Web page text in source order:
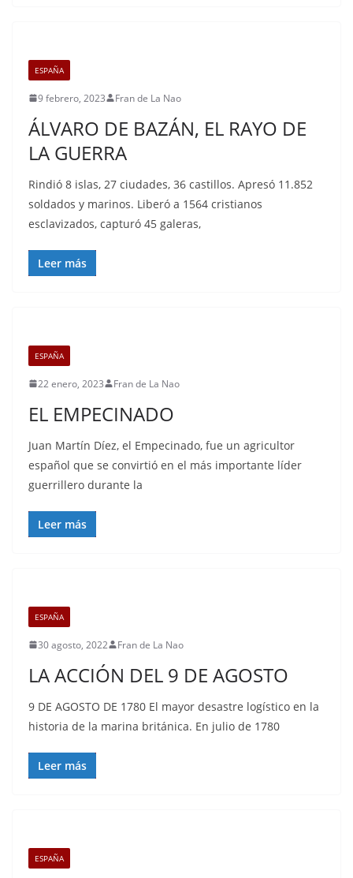
ESPAÑA
9 febrero, 2023 Fran de La Nao
ÁLVARO DE BAZÁN, EL RAYO DE
LA GUERRA
Rindió 8 islas, 27 ciudades, 36 castillos. Apresó 11.852
soldados y marinos. Liberó a 1564 cristianos
esclavizados, capturó 45 galeras,
Leer más
ESPAÑA
22 enero, 2023 Fran de La Nao
EL EMPECINADO
Juan Martín Díez, el Empecinado, fue un agricultor
español que se convirtió en el más importante líder
guerrillero durante la
Leer más
ESPAÑA
30 agosto, 2022 Fran de La Nao
LA ACCIÓN DEL 9 DE AGOSTO
9 DE AGOSTO DE 1780 El mayor desastre logístico en la
historia de la marina británica. En julio de 1780
Leer más
ESPAÑA